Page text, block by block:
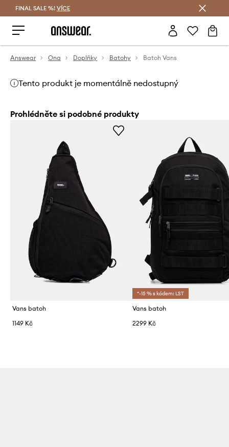
FINAL SALE %! VÍCE
Answear Ona Doplňky Batohy Batoh Vans
Tento produkt je momentálně nedostupný
Prohlédněte si podobné produkty
Vans batoh
1149 Kč
*-15 % s kódem: LST
Vans batoh
2299 Kč